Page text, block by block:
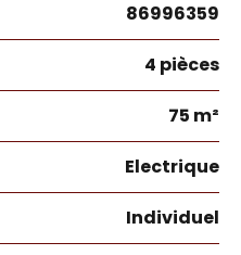
86996359
4 pièces
75 m²
Electrique
Individuel